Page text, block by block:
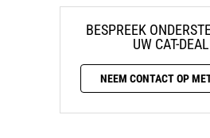
BESPREEK
UW CAT-
NEEM CONTACT OP